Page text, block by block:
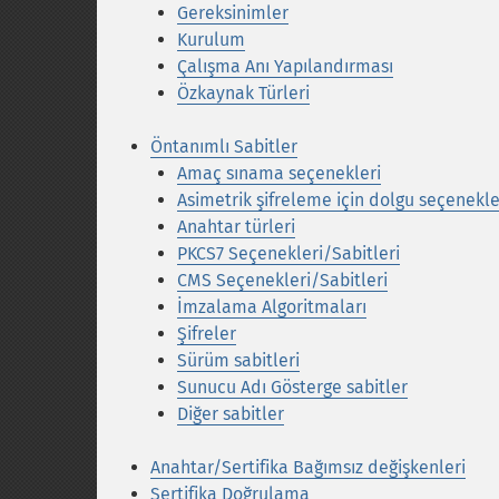
Gereksinimler
Kurulum
Çalışma Anı Yapılandırması
Özkaynak Türleri
Öntanımlı Sabitler
Amaç sınama seçenekleri
Asimetrik şifreleme için dolgu
Anahtar türleri
PKCS7 Seçenekleri/Sabitleri
CMS Seçenekleri/Sabitleri
İmzalama Algoritmaları
Şifreler
Sürüm sabitleri
Sunucu Adı Gösterge sabitler
Diğer sabitler
Anahtar/Sertifika Bağımsız değişkenleri
Sertifika Doğrulama